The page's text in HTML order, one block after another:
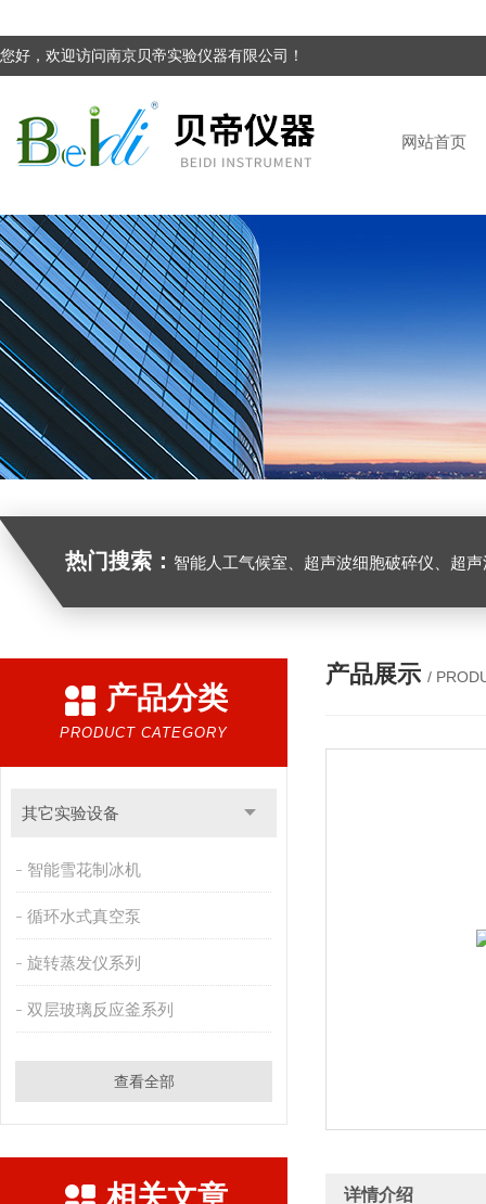
您好，欢迎访问南京贝帝实验仪器有限公司！
网站首页
热门搜索： 智能人工气候室、超声波细胞破碎仪、超
产品分类
PRODUCT CATEGORY
其它实验设备
智能雪花制冰机
循环水式真空泵
旋转蒸发仪系列
双层玻璃反应釜系列
查看全部
相关文章
产品展示 /
详情介绍